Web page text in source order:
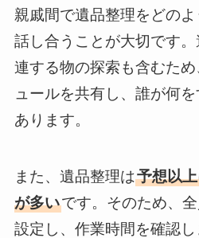
親戚間で遺品整理をどのよ
話し合うことが大切です
連する物の探索も含むた
ュールを共有し、誰が何
あります。
また、遺品整理は予想以
が多いです。そのため、
設定し、作業時間を確認し